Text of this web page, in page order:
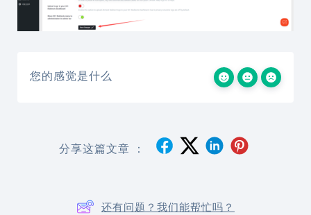
您的感觉是什么
分享这篇文章 ：
还有问题？我们能帮忙吗？